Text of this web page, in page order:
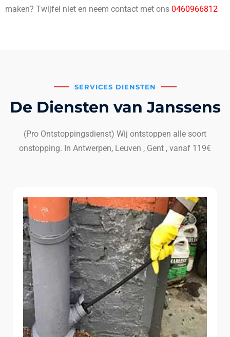
maken? Twijfel niet en neem contact met ons 0460966812
SERVICES DIENSTEN
De Diensten van Janssens
(Pro Ontstoppingsdienst) Wij ontstoppen alle soort
onstopping. In Antwerpen, Leuven , Gent , vanaf 119€